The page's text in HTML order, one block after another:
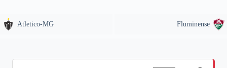
Atletico-MG Fluminense